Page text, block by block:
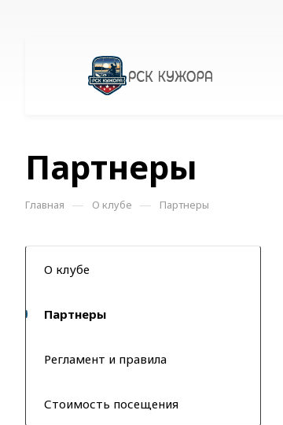
Партнеры
Главная — О клубе — Партнеры
О клубе
Партнеры
Регламент и правила
Стоимость посещения